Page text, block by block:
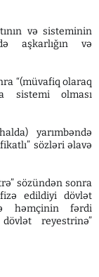
və sisteminin
aşkarlığın və
“(müvafiq olaraq
sistemi olması
yarımbəndə
sözləri əlavə
sözündən sonra
edildiyi dövlət
həmçinin fərdi
reyestrinə”